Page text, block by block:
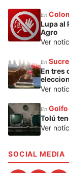
En
Lupa al
Agro
Ver
En Sucre
En tres
Ver
En
Tolú
Ver
SOCIAL MEDIA